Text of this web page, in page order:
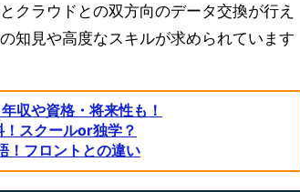
クラウドとの双方向のデータ交換が行え
知見や高度なスキルが求められています
収や資格・将来性も！
スクールor独学？
！フロントとの違い